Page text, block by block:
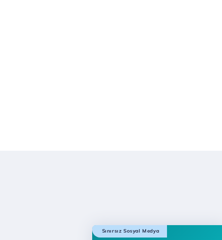
Sınırsız Sosyal Medya